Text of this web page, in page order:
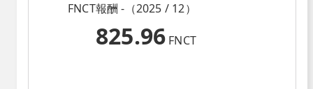
FNCT報酬 -（2025 / 12）
825.96 FNCT